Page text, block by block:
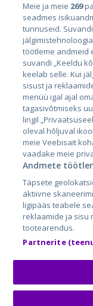
Страны
Эстония
Латвия
Литва
City24.lv
City24.ee
GetaPro.lv
GetaPro.ee
Autoplius.lt
Aruodas.lt
Meie ja meie 269
seadmes
tunnuseid.
töötleme andmeid
suvandi „Keeldu
keelab selle. Kui
sisust ja
menüü igal ajal
tagasivõtmiseks
lingil
oleval hõljuval
meie Veebisait
vaadake meie
Andmete
Täpsete
aktiivne
ligipääs teabele
reklaamide ja sisu
tootearendus.
Partnerite